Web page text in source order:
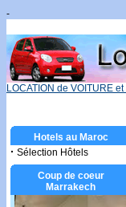
-
LOCATION de VOITURE
Hotels au Maroc
· Sélection Hôtels
Coup de coeur
Marrakech